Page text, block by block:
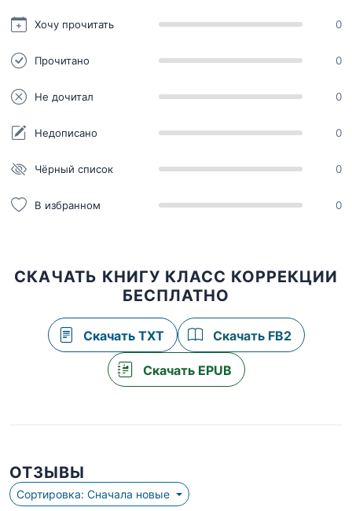
Хочу прочитать 0
Прочитано 0
Не дочитал 0
Недописано 0
Чёрный список 0
В избранном 0
СКАЧАТЬ КНИГУ КЛАСС КОРРЕКЦИИ
БЕСПЛАТНО
Скачать TXT Скачать FB2
Скачать EPUB
ОТЗЫВЫ
Сортировка: Сначала новые